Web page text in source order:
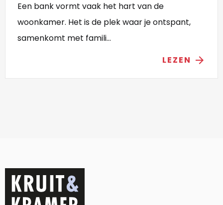
Een bank vormt vaak het hart van de
woonkamer. Het is de plek waar je ontspant,
samenkomt met famili...
LEZEN arrow_forward